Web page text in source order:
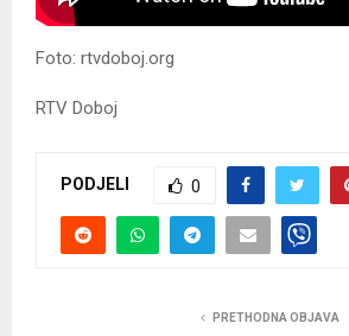
Foto: rtvdoboj.org
RTV Doboj
PODJELI 0
PRETHODNA OBJAVA